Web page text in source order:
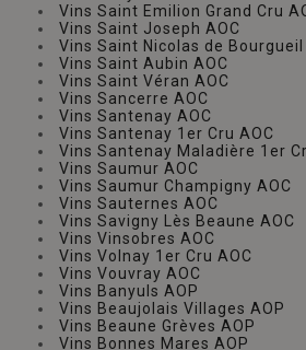
Vins Saint Emilion Grand Cru
Vins Saint Joseph AOC
Vins Saint Nicolas de Bourgueil
Vins Saint Aubin AOC
Vins Saint Véran AOC
Vins Sancerre AOC
Vins Santenay AOC
Vins Santenay 1er Cru AOC
Vins Santenay Maladière 1er
Vins Saumur AOC
Vins Saumur Champigny AOC
Vins Sauternes AOC
Vins Savigny Lès Beaune AOC
Vins Vinsobres AOC
Vins Volnay 1er Cru AOC
Vins Vouvray AOC
Vins Banyuls AOP
Vins Beaujolais Villages AOP
Vins Beaune Grèves AOP
Vins Bonnes Mares AOP